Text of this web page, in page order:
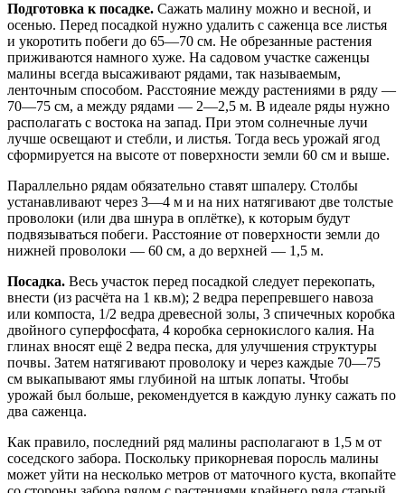
Подготовка к посадке. Сажать малину можно и весной, и
осенью. Перед посадкой нужно удалить с саженца все листья
и укоротить побеги до 65—70 см. Не обрезанные растения
приживаются намного хуже. На садовом участке саженцы
малины всегда высаживают рядами, так называемым,
ленточным способом. Расстояние между растениями в ряду —
70—75 см, а между рядами — 2—2,5 м. В идеале ряды нужно
располагать с востока на запад. При этом солнечные лучи
лучше освещают и стебли, и листья. Тогда весь урожай ягод
сформируется на высоте от поверхности земли 60 см и выше.
Параллельно рядам обязательно ставят шпалеру. Столбы
устанавливают через 3—4 м и на них натягивают две толстые
проволоки (или два шнура в оплётке), к которым будут
подвязываться побеги. Расстояние от поверхности земли до
нижней проволоки — 60 см, а до верхней — 1,5 м.
Посадка. Весь участок перед посадкой следует перекопать,
внести (из расчёта на 1 кв.м); 2 ведра перепревшего навоза
или компоста, 1/2 ведра древесной золы, 3 спичечных коробка
двойного суперфосфата, 4 коробка сернокислого калия. На
глинах вносят ещё 2 ведра песка, для улучшения структуры
почвы. Затем натягивают проволоку и через каждые 70—75
см выкапывают ямы глубиной на штык лопаты. Чтобы
урожай был больше, рекомендуется в каждую лунку сажать по
два саженца.
Как правило, последний ряд малины располагают в 1,5 м от
соседского забора. Поскольку прикорневая поросль малины
может уйти на несколько метров от маточного куста, вкопайте